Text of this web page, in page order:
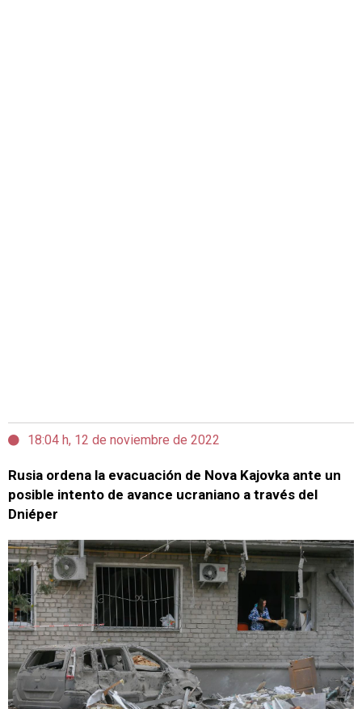
18:04 h, 12 de noviembre de 2022
Rusia ordena la evacuación de Nova Kajovka ante un
posible intento de avance ucraniano a través del
Dniéper